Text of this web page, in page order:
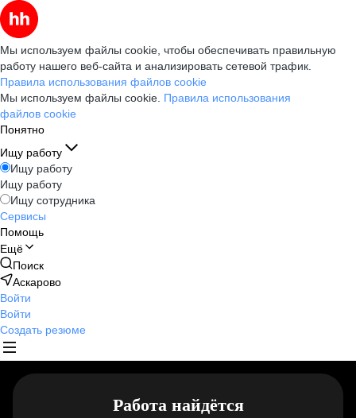
Мы используем файлы cookie, чтобы обеспечивать правильную
работу нашего веб-сайта и анализировать сетевой трафик.
Правила использования файлов cookie
Мы используем файлы cookie. Правила использования
файлов cookie
Понятно
Ищу работу
Ищу работу
Ищу работу
Ищу сотрудника
Сервисы
Помощь
Ещё
Поиск
Аскарово
Войти
Войти
Создать резюме
Работа найдётся